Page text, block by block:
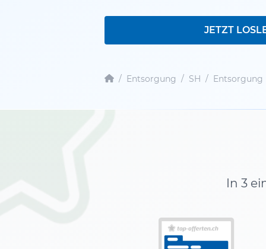
JETZT
/ Entsorgung / SH / Entsorgung
In 3